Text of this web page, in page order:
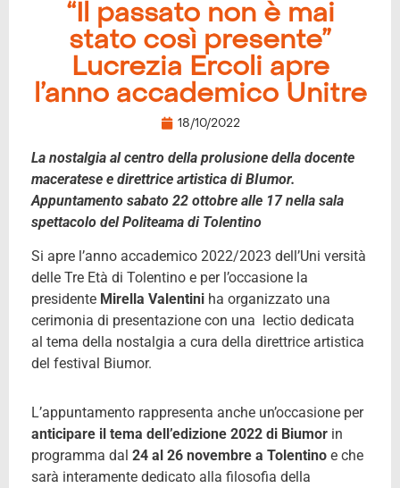
“Il passato non è mai
stato così presente”
Lucrezia Ercoli apre
l’anno accademico Unitre
18/10/2022
La nostalgia al centro della prolusione della docente
maceratese e direttrice artistica di BIumor.
Appuntamento sabato 22 ottobre alle 17 nella sala
spettacolo del Politeama di Tolentino
Si apre l’anno accademico 2022/2023 dell’Uni versità
delle Tre Età di Tolentino e per l’occasione la
presidente Mirella Valentini ha organizzato una
cerimonia di presentazione con una lectio dedicata
al tema della nostalgia a cura della direttrice artistica
del festival Biumor.
L’appuntamento rappresenta anche un’occasione per
anticipare il tema dell’edizione 2022 di Biumor in
programma dal 24 al 26 novembre a Tolentino e che
sarà interamente dedicato alla filosofia della